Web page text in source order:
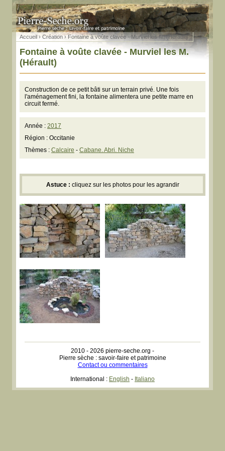
Accueil › Création› Fontaine à voûte clavée - Murviel les M. (Hérault)
Fontaine à voûte clavée - Murviel les M.
(Hérault)
Construction de ce petit bâti sur un terrain privé. Une fois
l'aménagement fini, la fontaine alimentera une petite marre en
circuit fermé.
Année : 2017
Région : Occitanie
Thèmes : Calcaire - Cabane. Abri. Niche
Astuce : cliquez sur les photos pour les agrandir
2010 - 2026 pierre-seche.org -
Pierre sèche : savoir-faire et patrimoine
Contact ou commentaires
International : English - Italiano